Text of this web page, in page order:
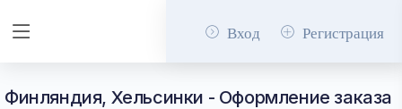
Вход Регистрация
Финляндия, Хельсинки - Оформление заказа